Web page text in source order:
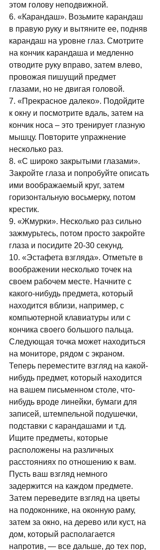
этом голову неподвижной.
6. «Карандаш». Возьмите карандаш
в правую руку и вытяните ее, подняв
карандаш на уровне глаз. Смотрите
на кончик карандаша и медленно
отводите руку вправо, затем влево,
провожая пишущий предмет
глазами, но не двигая головой.
7. «Прекрасное далеко». Подойдите
к окну и посмотрите вдаль, затем на
кончик носа – это тренирует глазную
мышцу. Повторите упражнение
несколько раз.
8. «С широко закрытыми глазами».
Закройте глаза и попробуйте описать
ими воображаемый круг, затем
горизонтальную восьмерку, потом
крестик.
9. «Жмурки». Несколько раз сильно
зажмурьтесь, потом просто закройте
глаза и посидите 20-30 секунд.
10. «Эстафета взгляда». Отметьте в
воображении несколько точек на
своем рабочем месте. Начните с
какого-нибудь предмета, который
находится вблизи, например, с
компьютерной клавиатуры или с
кончика своего большого пальца.
Следующая точка может находиться
на мониторе, рядом с экраном.
Теперь переместите взгляд на какой-
нибудь предмет, который находится
на вашем письменном столе, что-
нибудь вроде линейки, бумаги для
записей, штемпельной подушечки,
подставки с карандашами и т.д.
Ищите предметы, которые
расположены на различных
расстояниях по отношению к вам.
Пусть ваш взгляд немного
задержится на каждом предмете.
Затем переведите взгляд на цветы
на подоконнике, на оконную раму,
затем за окно, на дерево или куст, на
дом, который располагается
напротив, — все дальше, до тех пор,